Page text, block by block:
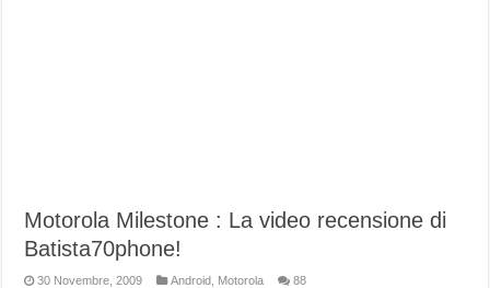
Motorola Milestone : La video recensione di
Batista70phone!
30 Novembre, 2009 Android Motorola 88